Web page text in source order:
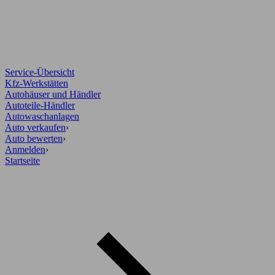
Service-Übersicht
Kfz-Werkstätten
Autohäuser und Händler
Autoteile-Händler
Autowaschanlagen
Auto verkaufen›
Auto bewerten›
Anmelden›
Startseite